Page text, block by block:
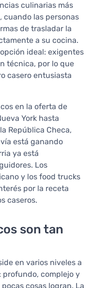
culinarias más
cuando las personas
de trasladar la
a su cocina.
ideal: exigentes
técnica, por lo que
casero entusiasta
en la oferta de
York hasta
República Checa,
está ganando
ya está
Los
y los food trucks
por la receta
caseros.
son tan
en varios niveles a
: profundo, complejo y
cosas logran. La